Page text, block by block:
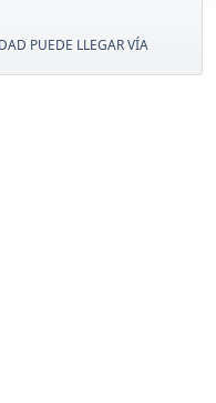
PUEDE LLEGAR VÍA